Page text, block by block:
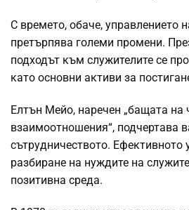
С времето, обаче, управлението
претърпява големи промени.
подходът към служителите се
като основни активи за
Елтън Мейо, наречен „бащата на
взаимоотношения“, подчертава
сътрудничеството. Ефективното
разбиране на нуждите на
позитивна среда.